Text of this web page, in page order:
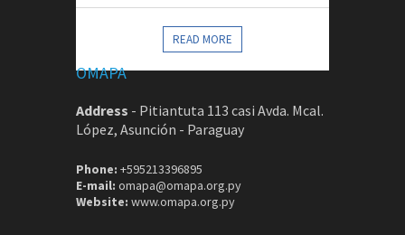
READ MORE
OMAPA
Address - Pitiantuta 113 casi Avda. Mcal.
López, Asunción - Paraguay
Phone: +595213396895
E-mail: omapa@omapa.org.py
Website: www.omapa.org.py